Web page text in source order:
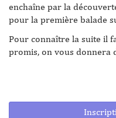
enchaîne par la
pour la première balade
Pour connaître la suite il
promis, on vous donnera